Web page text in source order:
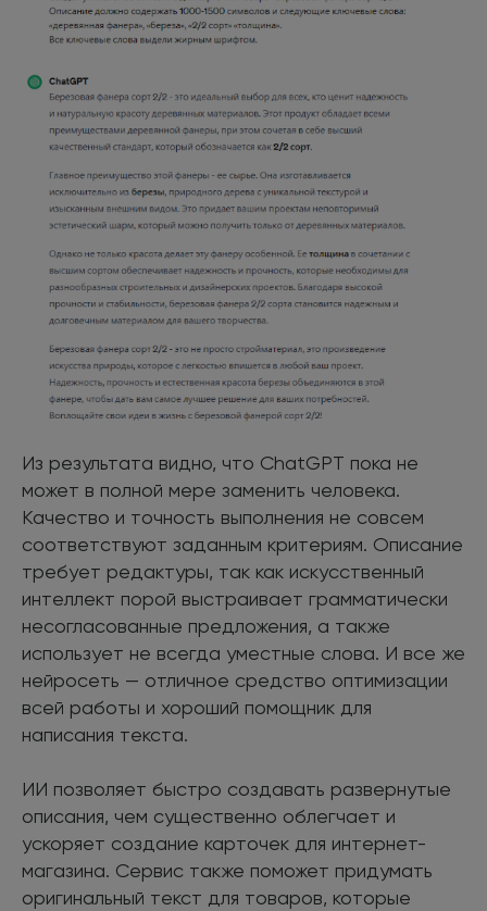
Из результата видно, что ChatGPT пока не
может в полной мере заменить человека.
Качество и точность выполнения не совсем
соответствуют заданным критериям. Описание
требует редактуры, так как искусственный
интеллект порой выстраивает грамматически
несогласованные предложения, а также
использует не всегда уместные слова. И все же
нейросеть — отличное средство оптимизации
всей работы и хороший помощник для
написания текста.
ИИ позволяет быстро создавать развернутые
описания, чем существенно облегчает и
ускоряет создание карточек для интернет-
магазина. Сервис также поможет придумать
оригинальный текст для товаров, которые